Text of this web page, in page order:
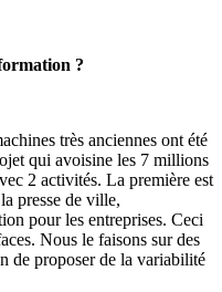
?
très anciennes ont été
qui avoisine les 7 millions
2 activités. La première est
presse de ville,
pour les entreprises. Ceci
Nous le faisons sur des
de proposer de la variabilité